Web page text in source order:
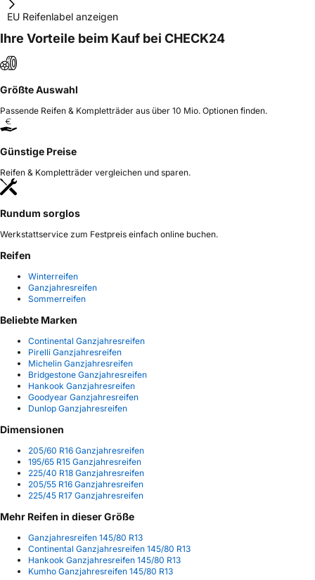
EU Reifenlabel anzeigen
Ihre Vorteile beim Kauf bei CHECK24
Größte Auswahl
Passende Reifen & Kompletträder aus über 10 Mio. Optionen finden.
Günstige Preise
Reifen & Kompletträder vergleichen und sparen.
Rundum sorglos
Werkstattservice zum Festpreis einfach online buchen.
Reifen
Winterreifen
Ganzjahresreifen
Sommerreifen
Beliebte Marken
Continental Ganzjahresreifen
Pirelli Ganzjahresreifen
Michelin Ganzjahresreifen
Bridgestone Ganzjahresreifen
Hankook Ganzjahresreifen
Goodyear Ganzjahresreifen
Dunlop Ganzjahresreifen
Dimensionen
205/60 R16 Ganzjahresreifen
195/65 R15 Ganzjahresreifen
225/40 R18 Ganzjahresreifen
205/55 R16 Ganzjahresreifen
225/45 R17 Ganzjahresreifen
Mehr Reifen in dieser Größe
Ganzjahresreifen 145/80 R13
Continental Ganzjahresreifen 145/80 R13
Hankook Ganzjahresreifen 145/80 R13
Kumho Ganzjahresreifen 145/80 R13